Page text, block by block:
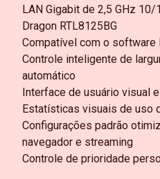
LAN Gigabit de 2,5 GHz
Dragon RTL8125BG
Compatível com o software
Controle inteligente de
automático
Interface de usuário visual
Estatísticas visuais de uso
Configurações padrão
navegador e streaming
Controle de prioridade